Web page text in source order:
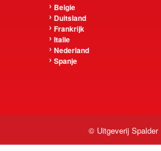
Belgie
Duitsland
Frankrijk
Italie
Nederland
Spanje
© Uitgeverij